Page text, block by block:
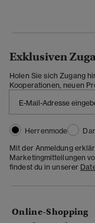
Exklusiven
Holen Sie sich Zugang
Kooperationen, neuen
Herrenmode
Mit der Anmeldung
Marketingmitteilungen
findest du in unserer
Online-Shopping